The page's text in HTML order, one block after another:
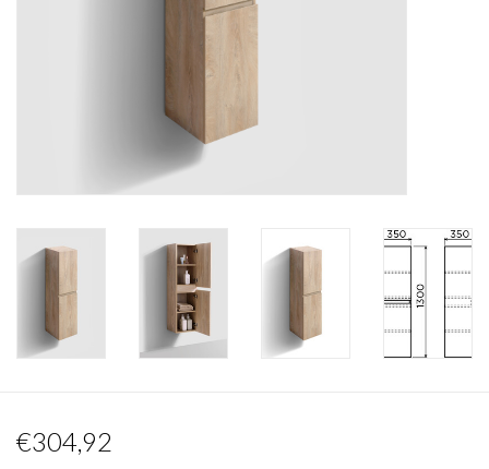
Accessoires de salle de bain
pièce de rechange
Marques
€304,92